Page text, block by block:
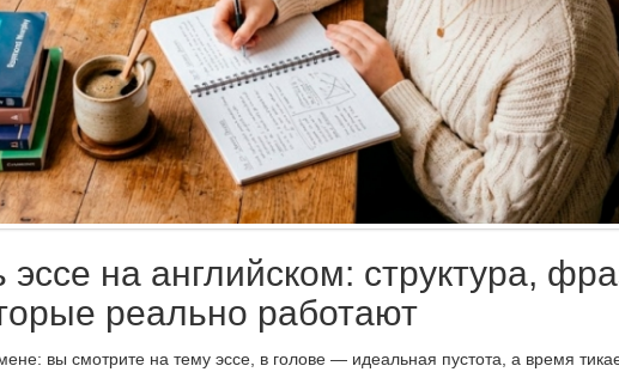
эссе на английском: структура,
реально работают
вы смотрите на тему эссе, в голове — идеальная пустота, а время